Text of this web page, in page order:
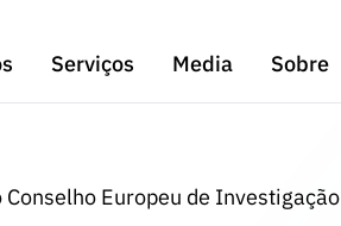
Serviços Media Sobre
Europeu de Investigação